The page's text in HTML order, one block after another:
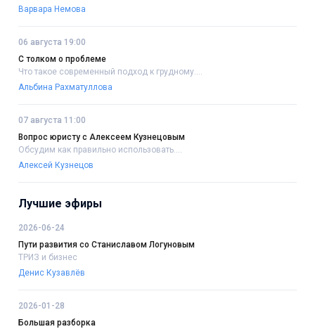
Варвара Немова
06 августа 19:00
С толком о проблеме
Что такое современный подход к грудному....
Альбина Рахматуллова
07 августа 11:00
Вопрос юристу с Алексеем Кузнецовым
Обсудим как правильно использовать....
Алексей Кузнецов
Лучшие эфиры
2026-06-24
Пути развития со Станиславом Логуновым
ТРИЗ и бизнес
Денис Кузавлёв
2026-01-28
Большая разборка